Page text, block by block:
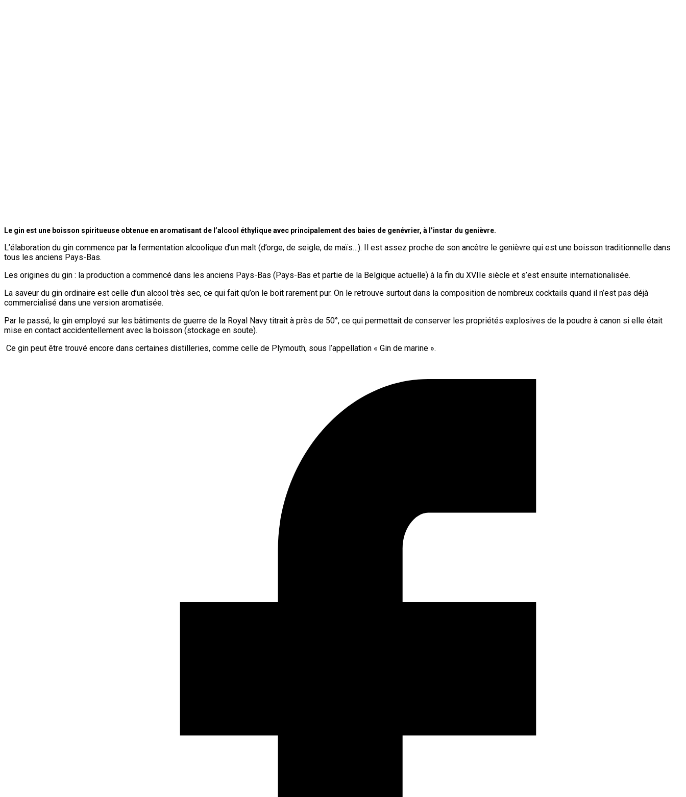
Le gin est une boisson spiritueuse obtenue en aromatisant de l’alcool éthylique avec principalement des baies de genévrier, à l’instar du genièvre.
L’élaboration du gin commence par la fermentation alcoolique d’un malt (d’orge, de seigle, de maïs…). Il est assez proche de son ancêtre le genièvre qui est une boisson traditionnelle dans
tous les anciens Pays-Bas.
Les origines du gin : la production a commencé dans les anciens Pays-Bas (Pays-Bas et partie de la Belgique actuelle) à la fin du XVIIe siècle et s’est ensuite internationalisée.
La saveur du gin ordinaire est celle d’un alcool très sec, ce qui fait qu’on le boit rarement pur. On le retrouve surtout dans la composition de nombreux cocktails quand il n’est pas déjà
commercialisé dans une version aromatisée.
Par le passé, le gin employé sur les bâtiments de guerre de la Royal Navy titrait à près de 50°, ce qui permettait de conserver les propriétés explosives de la poudre à canon si elle était
mise en contact accidentellement avec la boisson (stockage en soute).
Ce gin peut être trouvé encore dans certaines distilleries, comme celle de Plymouth, sous l’appellation « Gin de marine ».